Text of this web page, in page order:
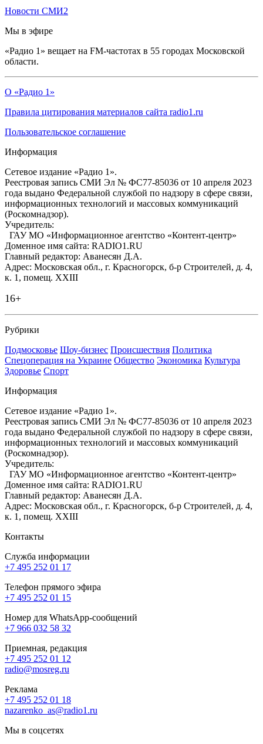
Новости СМИ2
Мы в эфире
«Радио 1» вещает на FM-частотах в 55 городах Московской
области.
О «Радио 1»
Правила цитирования материалов сайта radio1.ru
Пользовательское соглашение
Информация
Сетевое издание «Радио 1».
Реестровая запись СМИ Эл № ФС77-85036 от 10 апреля 2023
года выдано Федеральной службой по надзору в сфере связи,
информационных технологий и массовых коммуникаций
(Роскомнадзор).
Учредитель:
ГАУ МО «Информационное агентство «Контент-центр»
Доменное имя сайта: RADIO1.RU
Главный редактор: Аванесян Д.А.
Адрес: Московская обл., г. Красногорск, б-р Строителей, д. 4,
к. 1, помещ. XXIII
16+
Рубрики
Подмосковье Шоу-бизнес Происшествия Политика
Спецоперация на Украине Общество Экономика Культура
Здоровье Спорт
Информация
Сетевое издание «Радио 1».
Реестровая запись СМИ Эл № ФС77-85036 от 10 апреля 2023
года выдано Федеральной службой по надзору в сфере связи,
информационных технологий и массовых коммуникаций
(Роскомнадзор).
Учредитель:
ГАУ МО «Информационное агентство «Контент-центр»
Доменное имя сайта: RADIO1.RU
Главный редактор: Аванесян Д.А.
Адрес: Московская обл., г. Красногорск, б-р Строителей, д. 4,
к. 1, помещ. XXIII
Контакты
Служба информации
+7 495 252 01 17
Телефон прямого эфира
+7 495 252 01 15
Номер для WhatsApp-сообщений
+7 966 032 58 32
Приемная, редакция
+7 495 252 01 12
radio@mosreg.ru
Реклама
+7 495 252 01 18
nazarenko_as@radio1.ru
Мы в соцсетях